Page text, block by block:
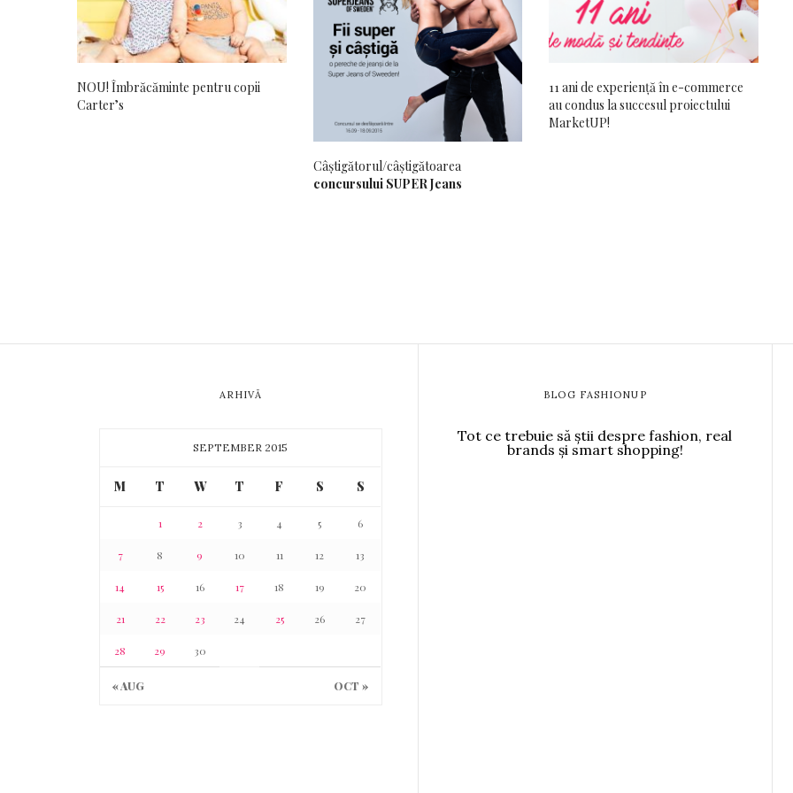
NOU! Îmbrăcăminte pentru copii
Carter’s
Câștigătorul/câștigătoarea
concursului SUPER Jeans
11 ani de experiență în e-commerce
au condus la succesul proiectului
MarketUP!
ARHIVĂ
SEPTEMBER 2015
M T W T F S S
« AUG OCT »
1 2 3 4 5 6
7 8 9 10 11 12 13
14 15 16 17 18 19 20
21 22 23 24 25 26 27
28 29 30
BLOG FASHIONUP
Tot ce trebuie să știi despre fashion, real
brands și smart shopping!